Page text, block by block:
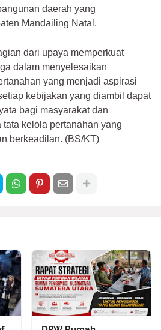
daerah yang
Mandailing Natal.
dari upaya memperkuat
dalam menyelesaikan
yang menjadi aspirasi
kebijakan yang diambil dapat
bagi masyarakat dan
kelola pertanahan yang
berkeadilan. (BS/KT)